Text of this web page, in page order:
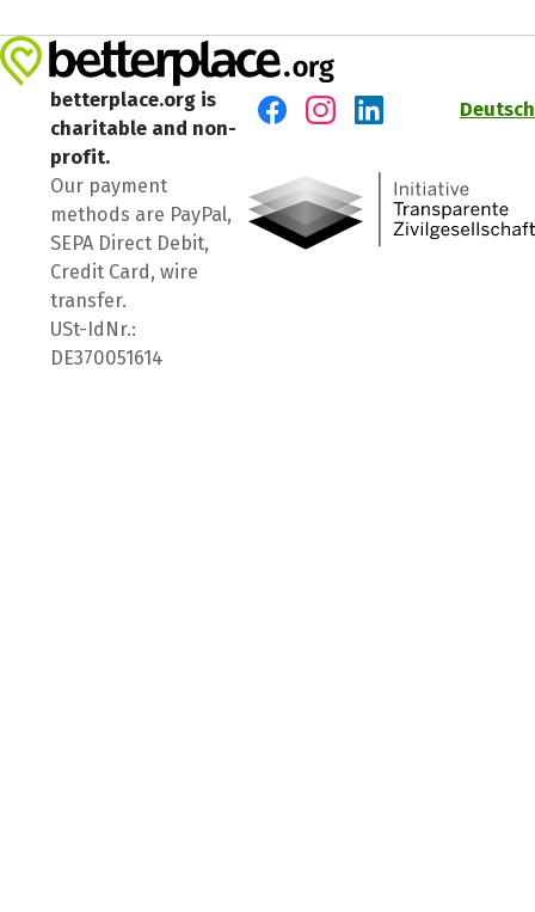
betterplace.org is
charitable and non-
profit.
Our payment
methods are PayPal,
SEPA Direct Debit,
Credit Card, wire
transfer.
USt-IdNr.:
DE370051614
Deutsch